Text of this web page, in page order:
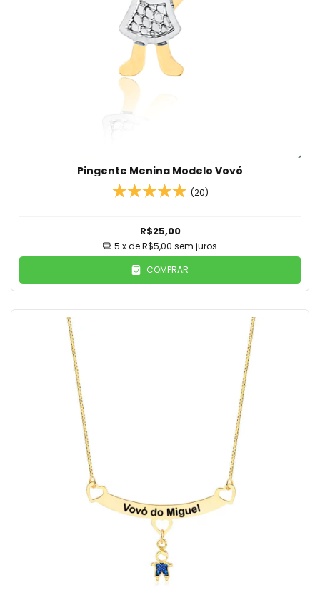
Pingente Menina Modelo Vovó
(20)
R$25,00
5 x deR$5,00 sem juros
COMPRAR